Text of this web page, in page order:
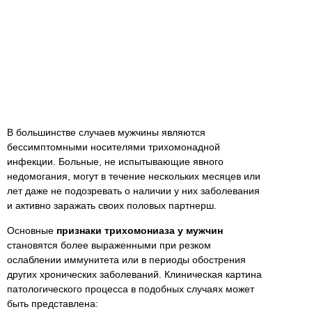
В большинстве случаев мужчины являются
бессимптомными носителями трихомонадной
инфекции. Больные, не испытывающие явного
недомогания, могут в течение нескольких месяцев или
лет даже не подозревать о наличии у них заболевания
и активно заражать своих половых партнерш.
Основные признаки трихомониаза у мужчин
становятся более выраженными при резком
ослаблении иммунитета или в периоды обострения
других хронических заболеваний. Клиническая картина
патологического процесса в подобных случаях может
быть представлена: